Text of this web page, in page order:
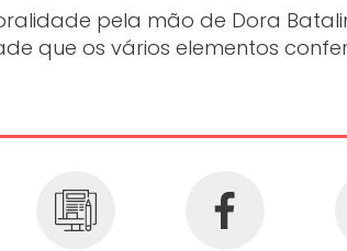
pela mão de Dora
que os vários elementos